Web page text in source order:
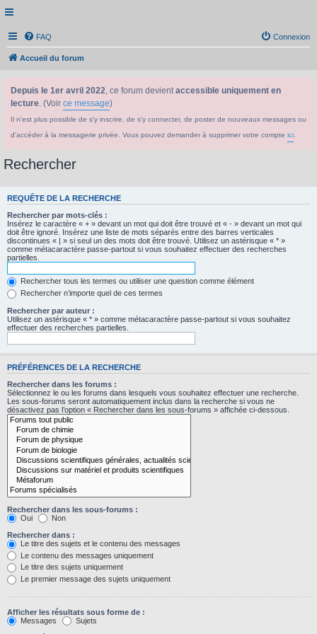
FAQ Connexion
Accueil du forum
Depuis le 1er avril 2022, ce forum devientaccessible uniquement en
lecture. (Voir ce message)
Il n'est plus possible de s'y inscrire, de s'y connecter, de poster de nouveaux messages ou
d'accéder à la messagerie privée. Vous pouvez demander à supprimer votre compte ici
Rechercher
REQUÊTE DE LA RECHERCHE
Rechercher par mots-clés :
Insérez le caractère « + » devant un mot qui doit être trouvé et « - » devant un mot qui
doit être ignoré. Insérez une liste de mots séparés entre des barres verticales
discontinues « | » si seul un des mots doit être trouvé. Utilisez un astérisque « * »
comme métacaractère passe-partout si vous souhaitez effectuer des recherches
partielles.
Rechercher tous les termes ou utiliser une question comme élément
Rechercher n’importe quel de ces termes
Rechercher par auteur :
Utilisez un astérisque « * » comme métacaractère passe-partout si vous souhaitez
effectuer des recherches partielles.
PRÉFÉRENCES DE LA RECHERCHE
Rechercher dans les forums :
Sélectionnez le ou les forums dans lesquels vous souhaitez effectuer une recherche.
Les sous-forums seront automatiquement inclus dans la recherche si vous ne
désactivez pas l’option « Rechercher dans les sous-forums » affichée ci-dessous.
Rechercher dans les sous-forums :
Oui
Non
Rechercher dans :
Le titre des sujets et le contenu des messages
Le contenu des messages uniquement
Le titre des sujets uniquement
Le premier message des sujets uniquement
Afficher les résultats sous forme de :
Messages
Sujets